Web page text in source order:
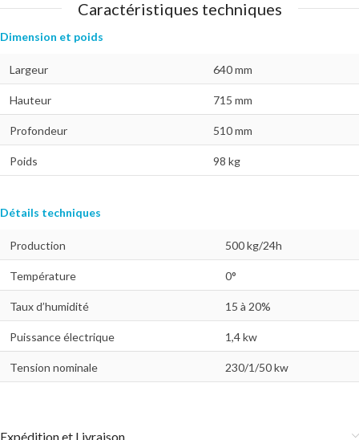
Caractéristiques techniques
Dimension et poids
Largeur 640 mm
Hauteur 715 mm
Profondeur 510 mm
Poids 98 kg
Détails techniques
Production 500 kg/24h
Température 0°
Taux d’humidité 15 à 20%
Puissance électrique 1,4 kw
Tension nominale 230/1/50 kw
Expédition et Livraison